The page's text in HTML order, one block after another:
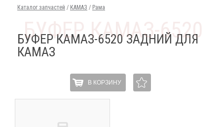
Каталог запчастей / КАМАЗ / Рама
БУФЕР КАМАЗ-6520 ЗАДНИЙ ДЛЯ
КАМАЗ
В КОРЗИНУ